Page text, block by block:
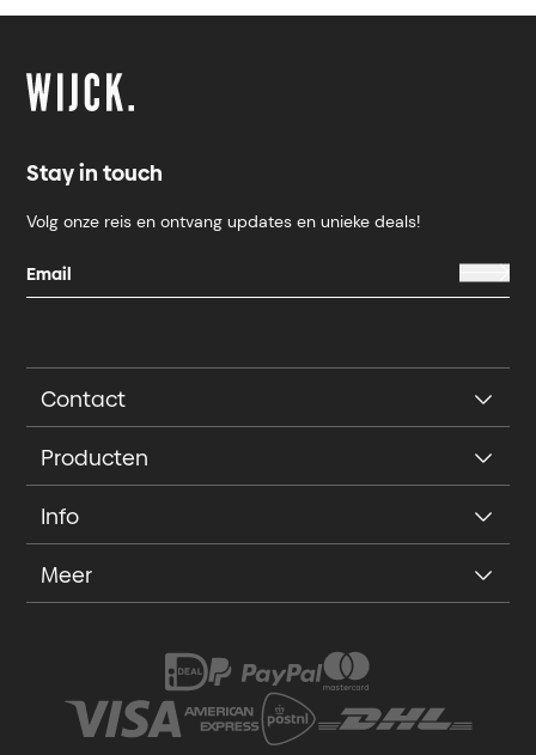
Stay in touch
Volg onze reis en ontvang updates en unieke deals!
Contact
Producten
Info
Meer